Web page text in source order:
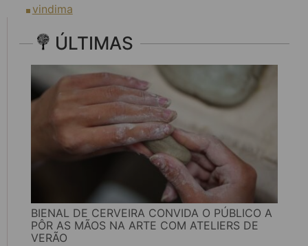
vindima
ÚLTIMAS
BIENAL DE CERVEIRA CONVIDA O PÚBLICO A
PÔR AS MÃOS NA ARTE COM ATELIERS DE
VERÃO